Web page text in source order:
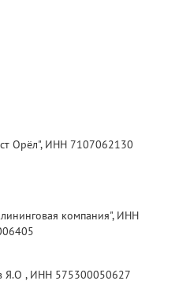
Орёл", ИНН 7107062130
компания", ИНН
Я.О , ИНН 575300050627